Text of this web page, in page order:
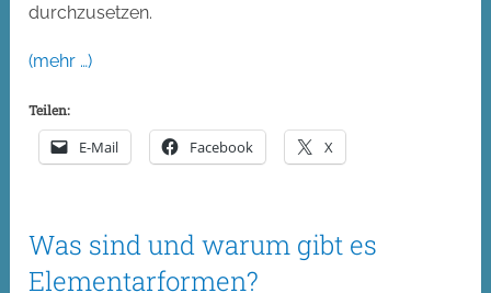
durchzusetzen.
(mehr …)
Teilen:
E-Mail Facebook X
Was sind und warum gibt es
Elementarformen?